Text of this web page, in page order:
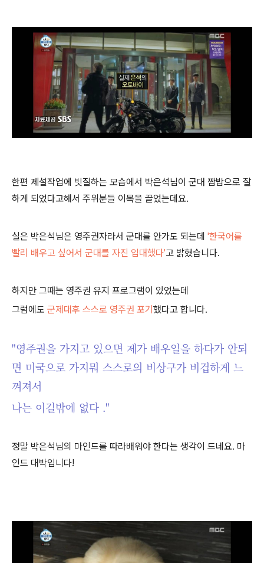
한편 제설작업에 빗질하는 모습에서 박은석님이 군대 짬밥으로 잘
하게 되었다고해서 주위분들 이목을 끌었는데요.
실은 박은석님은 영주권자라서 군대를 안가도 되는데 '한국어를
빨리 배우고 싶어서 군대를 자진 입대했다'고 밝혔습니다.
하지만 그때는 영주권 유지 프로그램이 있었는데
그럼에도 군제대후 스스로 영주권 포기 했다고 합니다.
"영주권을 가지고 있으면 제가 배우일을 하다가 안되
면 미국으로 가지뭐 스스로의 비상구가 비겁하게 느
껴져서
나는 이길밖에 없다 ."
정말 박은석님의 마인드를 따라배워야 한다는 생각이 드네요. 마
인드 대박입니다!